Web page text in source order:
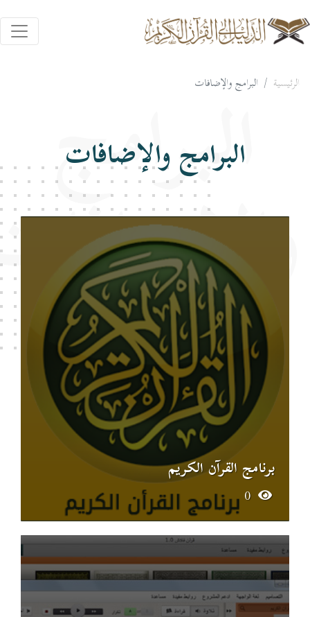
الرئيسية البرامج والإضافات
البرامج والإضافات
البرامج
برنامج القرآن الكريم
0